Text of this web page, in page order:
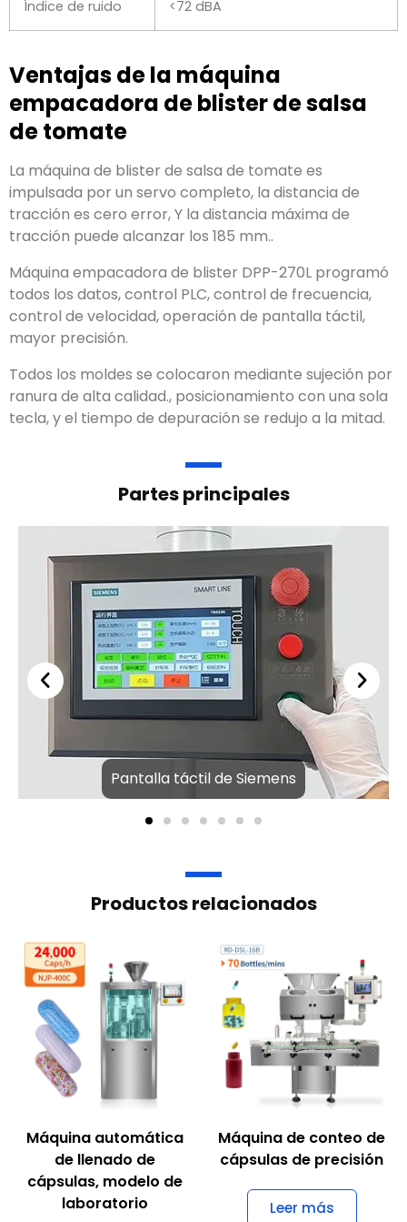
Índice de ruido <72 dBA
Ventajas de la máquina
empacadora de blister de salsa
de tomate
La máquina de blister de salsa de tomate es
impulsada por un servo completo, la distancia de
tracción es cero error, Y la distancia máxima de
tracción puede alcanzar los 185 mm..
Máquina empacadora de blister DPP-270L programó
todos los datos, control PLC, control de frecuencia,
control de velocidad, operación de pantalla táctil,
mayor precisión.
Todos los moldes se colocaron mediante sujeción por
ranura de alta calidad., posicionamiento con una sola
tecla, y el tiempo de depuración se redujo a la mitad.
Partes principales
Pantalla táctil de Siemens
Productos relacionados
Máquina automática
de llenado de
cápsulas, modelo de
laboratorio
Máquina de conteo de
cápsulas de precisión
Leer más